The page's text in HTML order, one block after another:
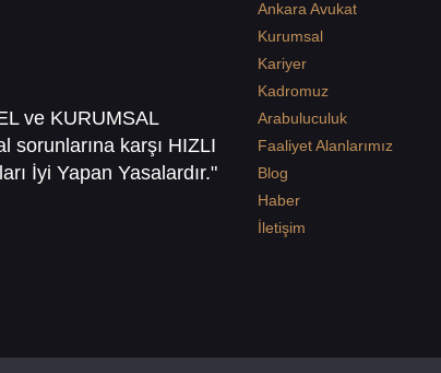
ve KURUMSAL
sorunlarına karşı HIZLI
İyi Yapan Yasalardır."
Ankara Avukat
Kurumsal
Kariyer
Kadromuz
Arabuluculuk
Faaliyet Alanlarımız
Blog
Haber
İletişim